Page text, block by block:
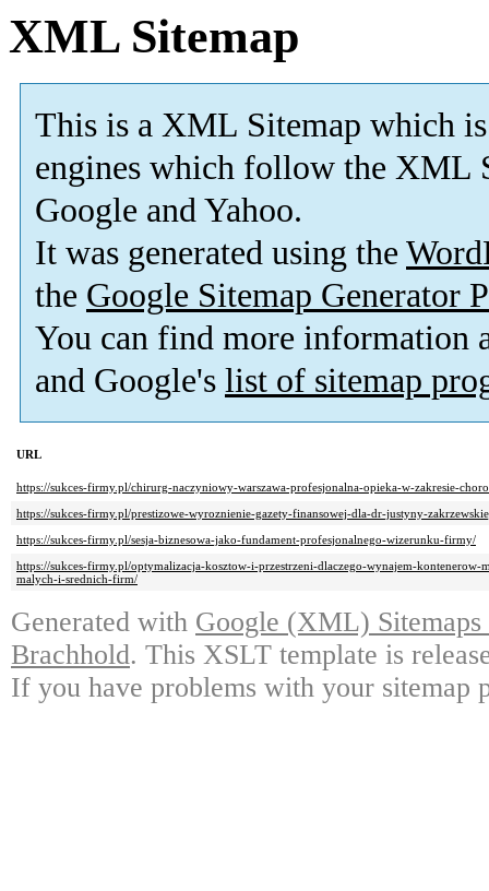
XML Sitemap
This is a XML Sitemap which is
engines which follow the XML
Google and Yahoo.
It was generated using the
the Google Sitemap Generator
You can find more information
and Google's list of sitemap
URL
https://sukces-firmy.pl/chirurg-naczyniowy-warszawa-profesjonalna-opieka-w-zakresie-
https://sukces-firmy.pl/prestizowe-wyroznienie-gazety-finansowej-dla-dr-justyny-
https://sukces-firmy.pl/sesja-biznesowa-jako-fundament-profesjonalnego-wizerunku-firmy/
https://sukces-firmy.pl/optymalizacja-kosztow-i-przestrzeni-dlaczego-wynajem-kontenerow-
malych-i-srednich-firm/
Generated with Google (XML)
Brachhold. This XSLT template is
If you have problems with your sitemap